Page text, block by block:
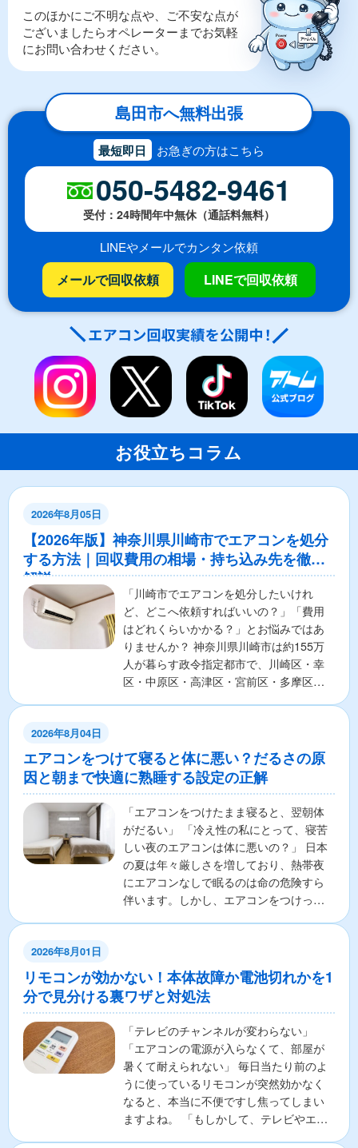
このほかにご不明な点や、ご不安な点が
ございましたらオペレーターまでお気軽
にお問い合わせください。
島田市へ無料出張
最短即日 お急ぎの方はこちら
050-5482-9461
受付：24時間年中無休（通話料無料）
LINEやメールでカンタン依頼
メールで回収依頼 LINEで回収依頼
お役立ちコラム
2026年8月05日
【2026年版】神奈川県川崎市でエアコンを処分
する方法｜回収費用の相場・持ち込み先を徹底
解説
「川崎市でエアコンを処分したいけれ
ど、どこへ依頼すればいいの？」「費用
はどれくらいかかる？」とお悩みではあ
りませんか？ 神奈川県川崎市は約155万
人が暮らす政令指定都市で、川崎区・幸
区・中原区・高津区・宮前区・多摩区・
2026年8月04日
エアコンをつけて寝ると体に悪い？だるさの原
因と朝まで快適に熟睡する設定の正解
「エアコンをつけたまま寝ると、翌朝体
がだるい」 「冷え性の私にとって、寝苦
しい夜のエアコンは体に悪いの？」 日本
の夏は年々厳しさを増しており、熱帯夜
にエアコンなしで眠るのは命の危険すら
伴います。しかし、エアコンをつけっぱ
2026年8月01日
リモコンが効かない！本体故障か電池切れかを1
分で見分ける裏ワザと対処法
「テレビのチャンネルが変わらない」
「エアコンの電源が入らなくて、部屋が
暑くて耐えられない」 毎日当たり前のよ
うに使っているリモコンが突然効かなく
なると、本当に不便ですし焦ってしまい
ますよね。 「もしかして、テレビやエア